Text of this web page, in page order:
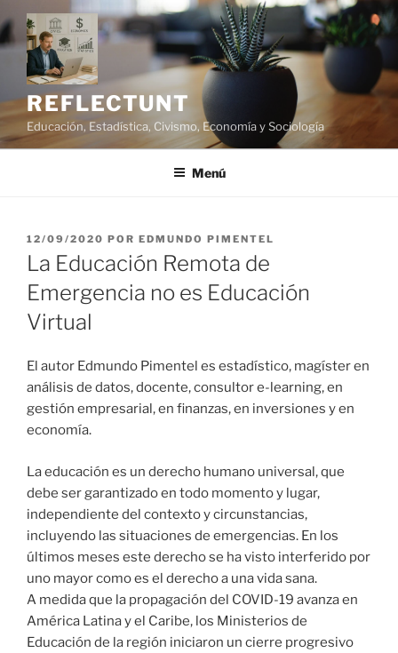
Saltar
al
contenido
REFLECTUNT
Educación, Estadística, Civismo, Economía y Sociología
Menú
PUBLICADO
EL
12/09/2020 POR EDMUNDO PIMENTEL
La Educación Remota de
Emergencia no es Educación
Virtual
El autor Edmundo Pimentel es estadístico, magíster en
análisis de datos, docente, consultor e-learning, en
gestión empresarial, en finanzas, en inversiones y en
economía.
La educación es un derecho humano universal, que
debe ser garantizado en todo momento y lugar,
independiente del contexto y circunstancias,
incluyendo las situaciones de emergencias. En los
últimos meses este derecho se ha visto interferido por
uno mayor como es el derecho a una vida sana.
A medida que la propagación del COVID-19 avanza en
América Latina y el Caribe, los Ministerios de
Educación de la región iniciaron un cierre progresivo